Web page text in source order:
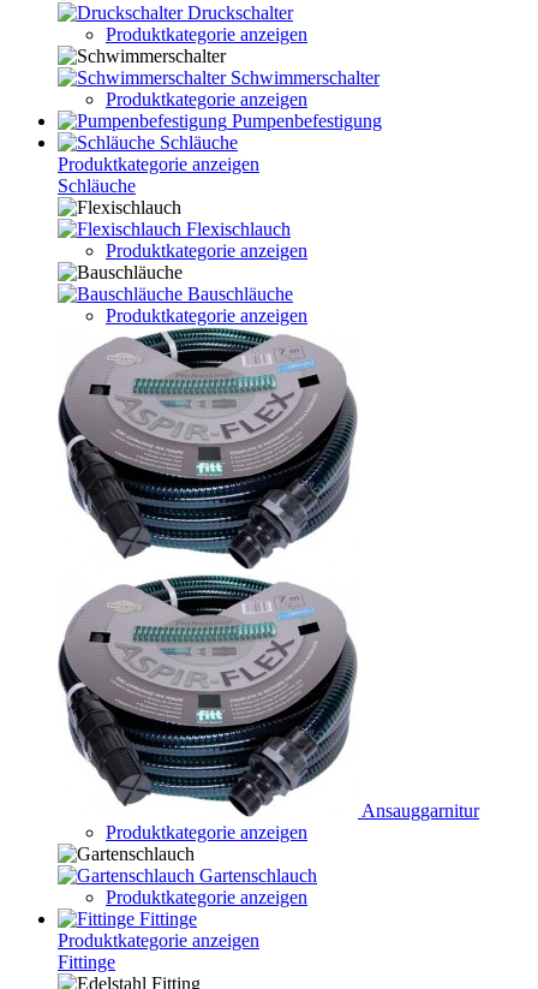
Druckschalter
Produktkategorie anzeigen
Schwimmerschalter
Produktkategorie anzeigen
Pumpenbefestigung
Schläuche
Produktkategorie anzeigen
Schläuche
Flexischlauch
Produktkategorie anzeigen
Bauschläuche
Produktkategorie anzeigen
Ansauggarnitur
Produktkategorie anzeigen
Gartenschlauch
Produktkategorie anzeigen
Fittinge
Produktkategorie anzeigen
Fittinge